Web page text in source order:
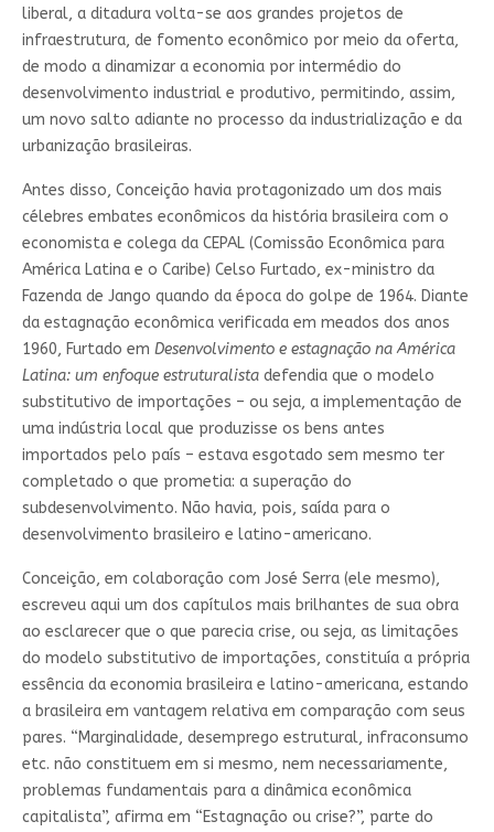
liberal, a ditadura volta-se aos grandes projetos de
infraestrutura, de fomento econômico por meio da oferta,
de modo a dinamizar a economia por intermédio do
desenvolvimento industrial e produtivo, permitindo, assim,
um novo salto adiante no processo da industrialização e da
urbanização brasileiras.
Antes disso, Conceição havia protagonizado um dos mais
célebres embates econômicos da história brasileira com o
economista e colega da CEPAL (Comissão Econômica para
América Latina e o Caribe) Celso Furtado, ex-ministro da
Fazenda de Jango quando da época do golpe de 1964. Diante
da estagnação econômica verificada em meados dos anos
1960, Furtado em Desenvolvimento e estagnação na América
Latina: um enfoque estruturalistadefendia que o modelo
substitutivo de importações – ou seja, a implementação de
uma indústria local que produzisse os bens antes
importados pelo país – estava esgotado sem mesmo ter
completado o que prometia: a superação do
subdesenvolvimento. Não havia, pois, saída para o
desenvolvimento brasileiro e latino-americano.
Conceição, em colaboração com José Serra (ele mesmo),
escreveu aqui um dos capítulos mais brilhantes de sua obra
ao esclarecer que o que parecia crise, ou seja, as limitações
do modelo substitutivo de importações, constituía a própria
essência da economia brasileira e latino-americana, estando
a brasileira em vantagem relativa em comparação com seus
pares. “Marginalidade, desemprego estrutural, infraconsumo
etc. não constituem em si mesmo, nem necessariamente,
problemas fundamentais para a dinâmica econômica
capitalista”, afirma em “Estagnação ou crise?”, parte do